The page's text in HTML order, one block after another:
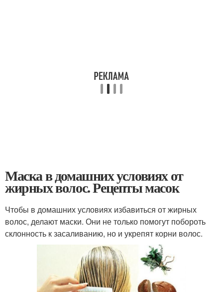
Маска в домашних условиях от
жирных волос. Рецепты масок
Чтобы в домашних условиях избавиться от жирных
волос, делают маски. Они не только помогут побороть
склонность к засаливанию, но и укрепят корни волос.